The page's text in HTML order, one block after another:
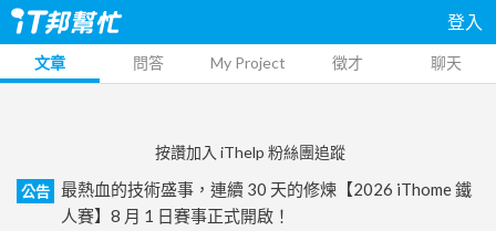
登入
文章 問答 My Project 徵才 聊天
按讚加入 iThelp 粉絲團追蹤
公告
最熱血的技術盛事，連續 30 天的修煉【2026 iThome 鐵
人賽】8 月 1 日賽事正式開啟！